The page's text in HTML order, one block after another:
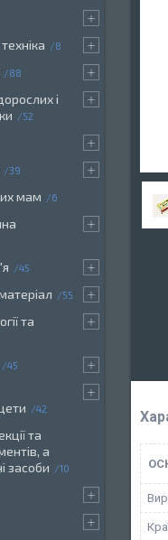
8
88
і
52
39
мам 6
45
55
та
45
42
та
а
засоби
10